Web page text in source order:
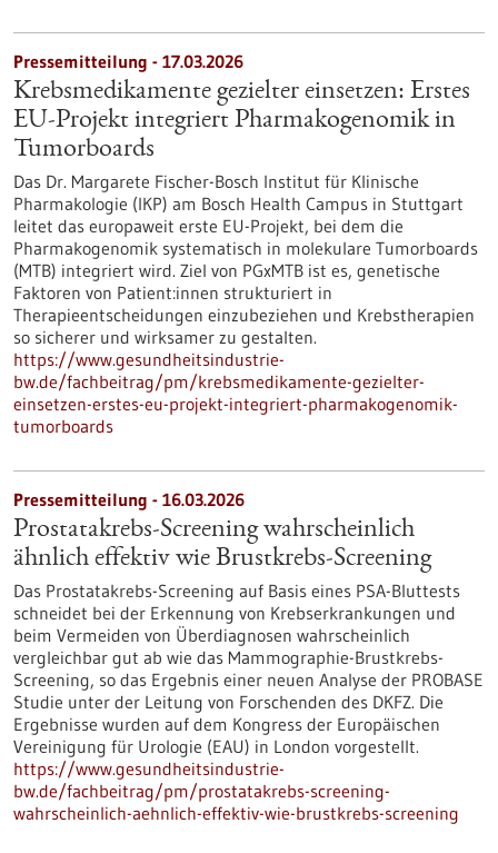
Pressemitteilung - 17.03.2026
Krebsmedikamente gezielter einsetzen: Erstes
EU-Projekt integriert Pharmakogenomik in
Tumorboards
Das Dr. Margarete Fischer-Bosch Institut für Klinische
Pharmakologie (IKP) am Bosch Health Campus in Stuttgart
leitet das europaweit erste EU-Projekt, bei dem die
Pharmakogenomik systematisch in molekulare Tumorboards
(MTB) integriert wird. Ziel von PGxMTB ist es, genetische
Faktoren von Patient:innen strukturiert in
Therapieentscheidungen einzubeziehen und Krebstherapien
so sicherer und wirksamer zu gestalten.
https://www.gesundheitsindustrie-
bw.de/fachbeitrag/pm/krebsmedikamente-gezielter-
einsetzen-erstes-eu-projekt-integriert-pharmakogenomik-
tumorboards
Pressemitteilung - 16.03.2026
Prostatakrebs-Screening wahrscheinlich
ähnlich effektiv wie Brustkrebs-Screening
Das Prostatakrebs-Screening auf Basis eines PSA-Bluttests
schneidet bei der Erkennung von Krebserkrankungen und
beim Vermeiden von Überdiagnosen wahrscheinlich
vergleichbar gut ab wie das Mammographie-Brustkrebs-
Screening, so das Ergebnis einer neuen Analyse der PROBASE
Studie unter der Leitung von Forschenden des DKFZ. Die
Ergebnisse wurden auf dem Kongress der Europäischen
Vereinigung für Urologie (EAU) in London vorgestellt.
https://www.gesundheitsindustrie-
bw.de/fachbeitrag/pm/prostatakrebs-screening-
wahrscheinlich-aehnlich-effektiv-wie-brustkrebs-screening